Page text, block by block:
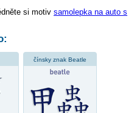
si motiv samolepka na auto s
čínsky znak Beatle